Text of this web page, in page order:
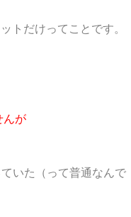
トだけってことです。
んが
いた（って普通なんで